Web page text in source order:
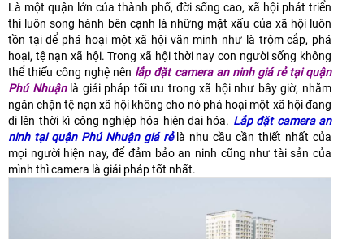
Là một quận lớn của thành phố, đời sống cao, xã hội phát triển
thì luôn song hành bên cạnh là những mặt xấu của xã hội luôn
tồn tại để phá hoại một xã hội văn minh như là trộm cắp, phá
hoại, tệ nạn xã hội. Trong xã hội thời nay con người sống không
thể thiếu công nghệ nên lắp đặt camera an ninh giá rẻ tại quận
Phú Nhuậnlà giải pháp tối ưu trong xã hội như bây giờ, nhằm
ngăn chặn tệ nạn xã hội không cho nó phá hoại một xã hội đang
đi lên thời kì công nghiệp hóa hiện đại hóa. Lắp đặt camera an
ninh tại quận Phú Nhuận giá rẻlà nhu cầu cần thiết nhất của
mọi người hiện nay, để đảm bảo an ninh cũng như tài sản của
mình thì camera là giải pháp tốt nhất.